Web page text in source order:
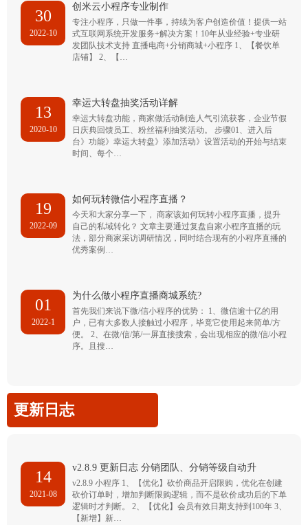
30
2022-10
创米云小程序专业制作
专注小程序，只做一件事，持续为客户创造价值！提供一站
式互联网系统开发服务+解决方案！10年从业经验+专业研
发团队技术支持 直播电商+分销商城+小程序 1、【餐饮单
店铺】 2、【…
13
2020-10
幸运大转盘抽奖活动详解
幸运大转盘功能，商家做活动制造人气引流获客，企业节假
日庆典回馈员工、粉丝福利抽奖活动。 步骤01、进入后
台》功能》幸运大转盘》添加活动》设置活动的开始与结束
时间、每个…
19
2022-09
如何玩转微信小程序直播？
今天和大家分享一下， 商家该如何玩转小程序直播，提升
自己的私域转化？ 文章主要通过复盘自家小程序直播的玩
法，部分商家采访调研情况，同时结合现有的小程序直播的
优秀案例…
01
2022-1
为什么做小程序直播商城系统?
首先我们来说下微/信小程序的优势： 1、微信逾十亿的用
户，已有大多数人接触过小程序，毕竟它使用起来简单/方
便。 2、在微/信/第/一屏直接搜索，会出现相应的微/信/小程
序。且搜…
更新日志
14
2021-08
v2.8.9 更新日志 分销团队、分销等级自动升
v2.8.9 小程序 1、【优化】砍价商品开启限购，优化在创建
砍价订单时，增加判断限购逻辑，而不是砍价成功后的下单
逻辑时才判断。 2、【优化】会员有效日期支持到100年 3、
【新增】新…